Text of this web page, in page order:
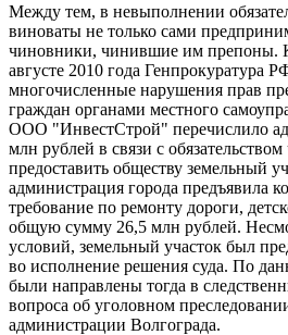
Между тем, в невыполнении
виноваты не только сами
чиновники, чинившие им препоны.
августе 2010 года Генпрокуратура
многочисленные нарушения прав
граждан органами местного
ООО "ИнвестСтрой" перечислило
млн рублей в связи с
предоставить обществу земельный
администрация города предъявила
требование по ремонту дороги,
общую сумму 26,5 млн рублей.
условий, земельный участок был
во исполнение решения суда. По
были направлены тогда в
вопроса об уголовном
администрации Волгограда.